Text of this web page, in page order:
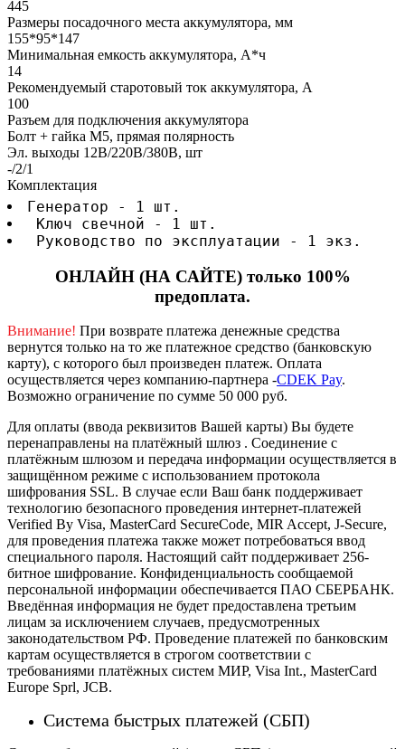
445
Размеры посадочного места аккумулятора, мм
155*95*147
Минимальная емкость аккумулятора, А*ч
14
Рекомендуемый старотовый ток аккумулятора, А
100
Разъем для подключения аккумулятора
Болт + гайка М5, прямая полярность
Эл. выходы 12В/220В/380В, шт
-/2/1
Комплектация
Генератор - 1 шт.
Ключ свечной - 1 шт.
Руководство по эксплуатации - 1 экз.
ОНЛАЙН (НА САЙТЕ) только 100%
предоплата.
Внимание! При возврате платежа денежные средства
вернутся только на то же платежное средство (банковскую
карту), с которого был произведен платеж. Оплата
осуществляется через компанию-партнера -CDEK Pay.
Возможно ограничение по сумме 50 000 руб.
Для оплаты (ввода реквизитов Вашей карты) Вы будете
перенаправлены на платёжный шлюз . Соединение с
платёжным шлюзом и передача информации осуществляется в
защищённом режиме с использованием протокола
шифрования SSL. В случае если Ваш банк поддерживает
технологию безопасного проведения интернет-платежей
Verified By Visa, MasterCard SecureCode, MIR Accept, J-Secure,
для проведения платежа также может потребоваться ввод
специального пароля. Настоящий сайт поддерживает 256-
битное шифрование. Конфиденциальность сообщаемой
персональной информации обеспечивается ПАО СБЕРБАНК.
Введённая информация не будет предоставлена третьим
лицам за исключением случаев, предусмотренных
законодательством РФ. Проведение платежей по банковским
картам осуществляется в строгом соответствии с
требованиями платёжных систем МИР, Visa Int., MasterCard
Europe Sprl, JCB.
Система быстрых платежей (СБП)